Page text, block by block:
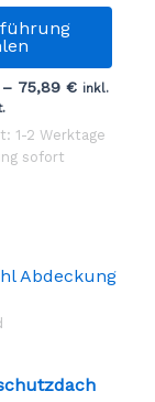
weist
auf
– 75,89€ inkl.
1-2 Werktage
sofort